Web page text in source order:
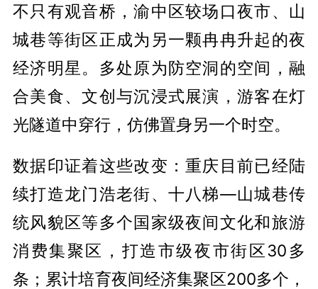
不只有观音桥，渝中区较场口夜市、山
城巷等街区正成为另一颗冉冉升起的夜
经济明星。多处原为防空洞的空间，融
合美食、文创与沉浸式展演，游客在灯
光隧道中穿行，仿佛置身另一个时空。
数据印证着这些改变：重庆目前已经陆
续打造龙门浩老街、十八梯—山城巷传
统风貌区等多个国家级夜间文化和旅游
消费集聚区，打造市级夜市街区30多
条；累计培育夜间经济集聚区200多个，